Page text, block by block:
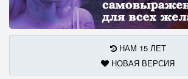
НАМ 15 ЛЕТ
НОВАЯ ВЕРСИЯ